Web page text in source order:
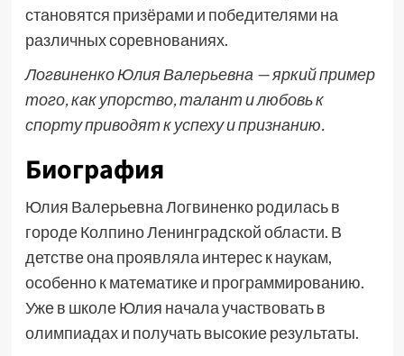
становятся призёрами и победителями на
различных соревнованиях.
Логвиненко Юлия Валерьевна — яркий пример
того, как упорство, талант и любовь к
спорту приводят к успеху и признанию.
Биография
Юлия Валерьевна Логвиненко родилась в
городе Колпино Ленинградской области. В
детстве она проявляла интерес к наукам,
особенно к математике и программированию.
Уже в школе Юлия начала участвовать в
олимпиадах и получать высокие результаты.